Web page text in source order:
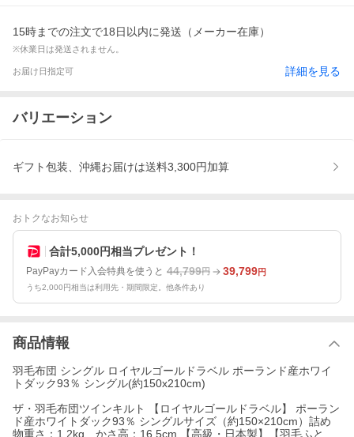
15時までの注文で18日以内に発送（メーカー在庫）
※休業日は発送されません。
お届け日指定可 詳細を見る
バリエーション
ギフト包装、沖縄お届けは送料3,300円加算
おトクなお知らせ
合計5,000円相当プレゼント！
PayPayカード入会特典を使うと 44,799円 39,799円
うち2,000円相当は利用先・期間限定。他条件あり
商品情報
羽毛布団 シングル ロイヤルゴールドラベル ポーランド産ホワイ
トダック93％ シングル(約150x210cm)
ザ・羽毛布団ツインキルト 【ロイヤルゴールドラベル】 ポーラン
ド産ホワイトダック93％ シングルサイズ（約150×210cm）詰め
物重さ：1.2kg、かさ高：16.5cm 【高級・日本製】【羽毛ふと